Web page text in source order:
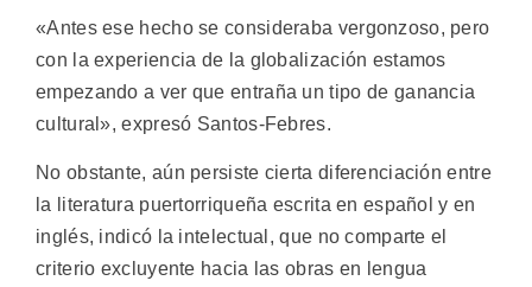
«Antes ese hecho se consideraba vergonzoso, pero
con la experiencia de la globalización estamos
empezando a ver que entraña un tipo de ganancia
cultural», expresó Santos-Febres.
No obstante, aún persiste cierta diferenciación entre
la literatura puertorriqueña escrita en español y en
inglés, indicó la intelectual, que no comparte el
criterio excluyente hacia las obras en lengua